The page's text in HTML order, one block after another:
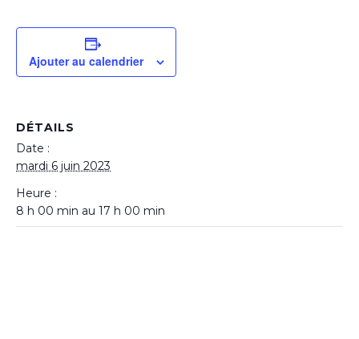
Ajouter au calendrier
DÉTAILS
Date :
mardi 6 juin 2023
Heure :
8 h 00 min au 17 h 00 min